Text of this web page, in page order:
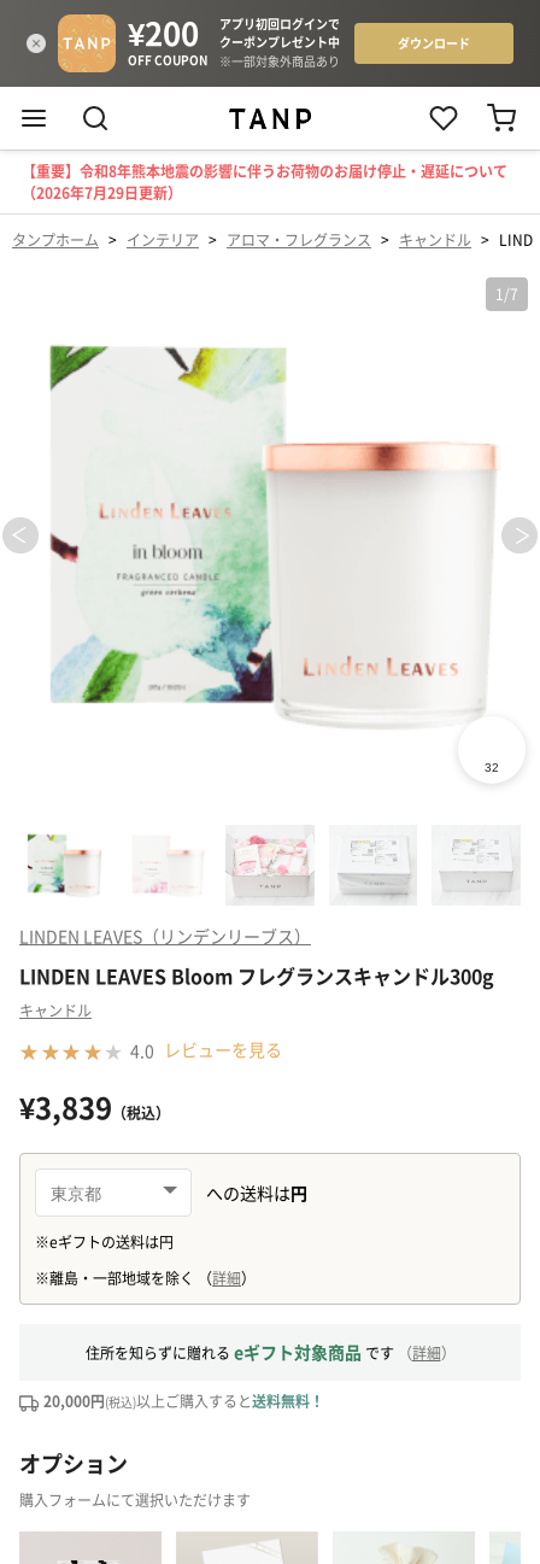
【重要】令和8年熊本地震の影響に伴うお荷物のお届け停止・遅延について
（2026年7月29日更新）
タンプホーム > インテリア > アロマ・フレグランス > キャンドル >
1 /7
LINDEN LEAVES（リンデンリーブス）
LINDEN LEAVES Bloom フレグランスキャンドル300g
キャンドル
4.0 レビューを見る
¥3,839 （税込）
住所を知らずに贈れる eギフト対象商品 です （詳細）
20,000円(税込)以上ご購入すると送料無料！
オプション
購入フォームにて選択いただけます